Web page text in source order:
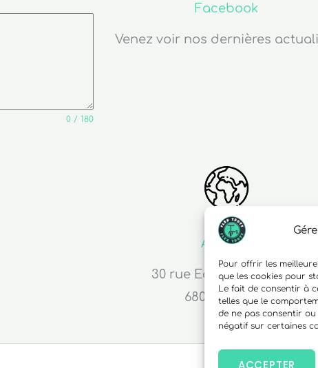
Pour offrir les
que les cookies pour
Le fait de consentir à
telles que le
de ne pas consentir
négatif sur certaines
ACCEPTER
0 / 180
Facebook
Venez voir nos dernières
Adresse
30 rue Edouard Richard
68000 Colmar